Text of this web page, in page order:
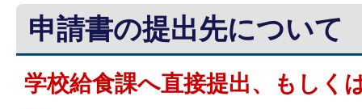
申請書の提出先について
学校給食課へ直接提出、もしく